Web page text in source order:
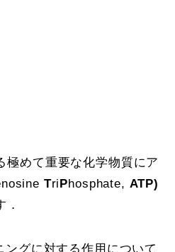
極めて重要な化学物質にア
TriPhosphate, ATP)
グに対する作用について